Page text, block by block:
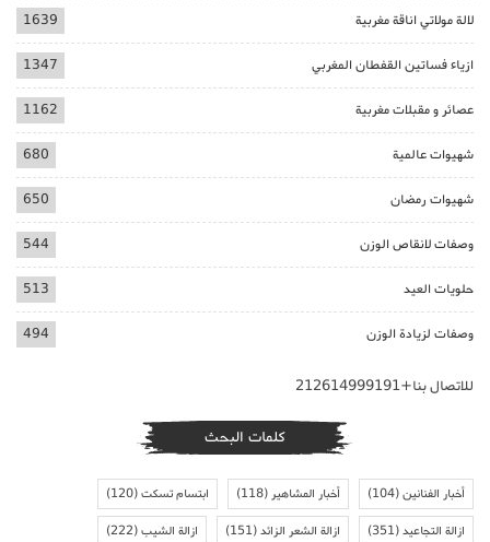
لالة مولاتي اناقة مغربية 1639
ازياء فساتين القفطان المغربي 1347
عصائر و مقبلات مغربية 1162
شهيوات عالمية 680
شهيوات رمضان 650
وصفات لانقاص الوزن 544
حلويات العيد 513
وصفات لزيادة الوزن 494
للاتصال بنا+212614999191
كلمات البحث
أخبار الفنانين(104) أخبار المشاهير(118) ابتسام تسكت(120)
ازالة التجاعيد(351) ازالة الشعر الزائد(151) ازالة الشيب(222)